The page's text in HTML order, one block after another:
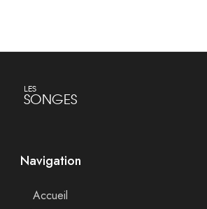
SONGES
LES
Navigation
Accueil